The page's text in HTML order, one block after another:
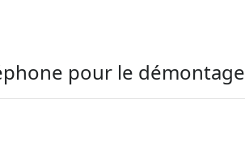
pour le démontage